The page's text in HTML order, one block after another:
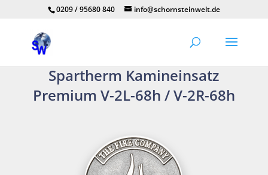
0209 / 95680 840 info@schornsteinwelt.de
Spartherm Kamineinsatz
Premium V-2L-68h / V-2R-68h